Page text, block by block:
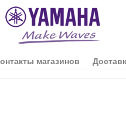
магазинов